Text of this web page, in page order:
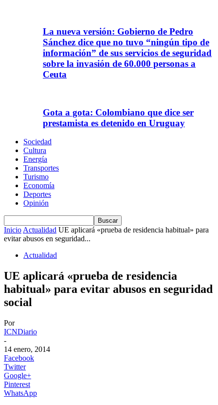
La nueva versión: Gobierno de Pedro
Sánchez dice que no tuvo “ningún tipo de
información” de sus servicios de seguridad
sobre la invasión de 60.000 personas a
Ceuta
Gota a gota: Colombiano que dice ser
prestamista es detenido en Uruguay
Sociedad
Cultura
Energía
Transportes
Turismo
Economía
Deportes
Opinión
InicioActualidad UE aplicará «prueba de residencia habitual» para
evitar abusos en seguridad...
Actualidad
UE aplicará «prueba de residencia
habitual» para evitar abusos en seguridad
social
Por
ICNDiario
-
14 enero, 2014
Facebook
Twitter
Google+
Pinterest
WhatsApp